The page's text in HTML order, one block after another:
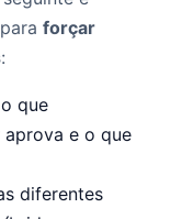
forçar
:
que
e o que
diferentes